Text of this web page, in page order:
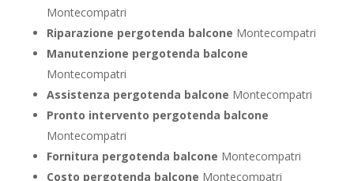
Montecompatri
Riparazione pergotenda balcone Montecompatri
Manutenzione pergotenda balcone
Montecompatri
Assistenza pergotenda balcone Montecompatri
Pronto intervento pergotenda balcone
Montecompatri
Fornitura pergotenda balcone Montecompatri
Costo pergotenda balcone Montecompatri